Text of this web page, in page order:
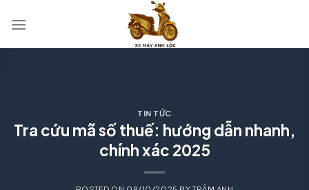
TIN TỨC
Tra cứu mã số thuế: hướng dẫn nhanh,
chính xác 2025